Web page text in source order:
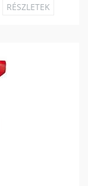
RÉSZLETEK